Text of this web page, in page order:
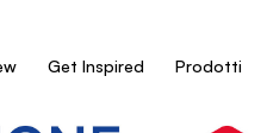
Get Inspired Prodotti